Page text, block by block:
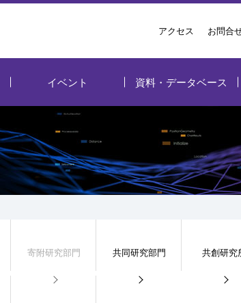
アクセス お問合
イベント 資料・データベース
寄附研究部門 共同研究部門 共創研究